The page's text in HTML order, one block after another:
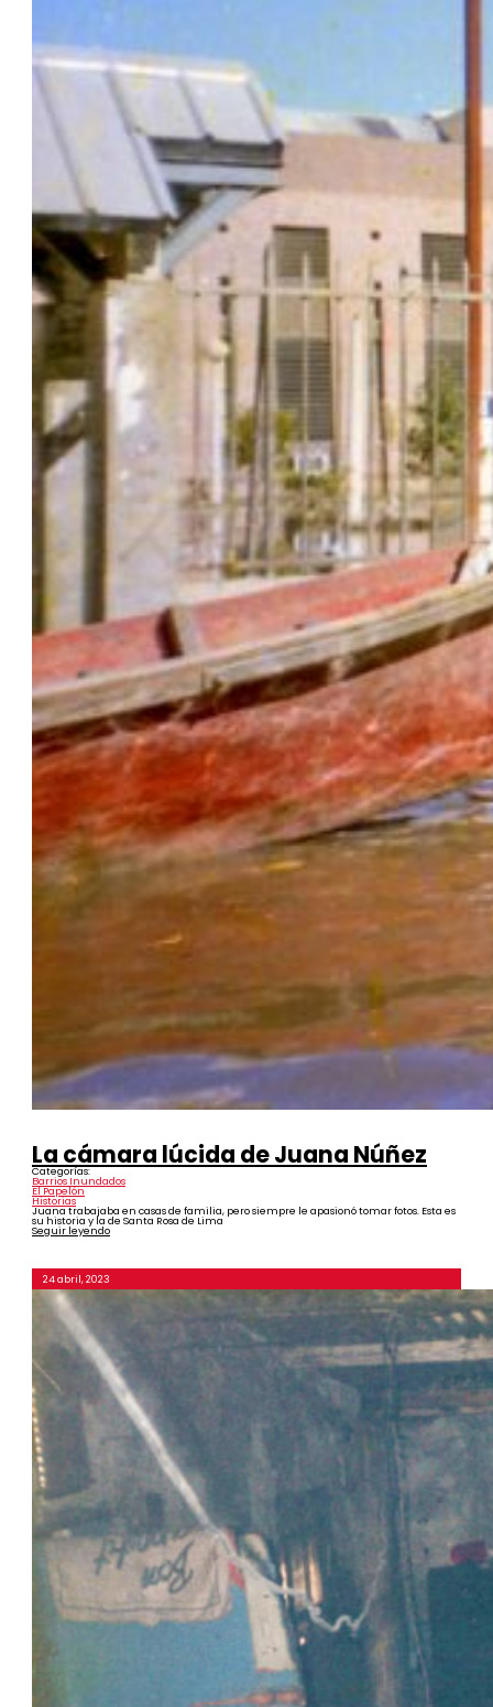
La cámara lúcida de Juana Núñez
Categorías:
Barrios Inundados
El Papelón
Historias
Juana trabajaba en casas de familia, pero siempre le apasionó tomar fotos. Esta es
su historia y la de Santa Rosa de Lima
Seguir leyendo
24 abril, 2023